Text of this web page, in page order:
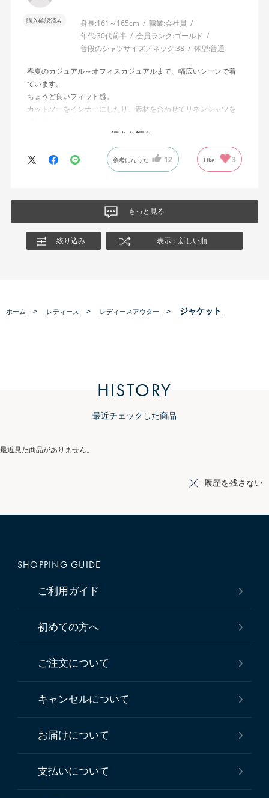
購入確認済み 身長:161～165cm 職業:会社員
年代:30代前半 会員ランク:ゴールド
普段のシャツサイズ／ネック:38 体型:普通
春夏のカジュアル～オフィスカジュアルまで、幅広いシーンで着
ています。
ちょうど良いフィット感。
カットソーをインナーにしたり、素材を合わせてリネンシャツを
セットアップで購入しましたが、単体でも使い勝手◎
適度なシワ感がリネンらしさを出していて好みです。
続きを読む
参考になった 12 Like! 3
もっと見る
絞り込み 表示：新しい順
ホーム > レディース > レディースアウター > ジャケット
HISTORY
最近チェックした商品
最近見た商品がありません。
履歴を残さない
SHOPPING GUIDE
ご利用ガイド
初めての方へ
ご注文について
キャンセルについて
お届けについて
支払いについて